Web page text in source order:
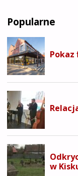
Popularne